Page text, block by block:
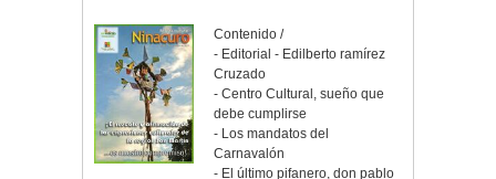
Contenido /
- Editorial - Edilberto ramírez
Cruzado
- Centro Cultural, sueño que
debe cumplirse
- Los mandatos del
Carnavalón
- El último pifanero, don pablo